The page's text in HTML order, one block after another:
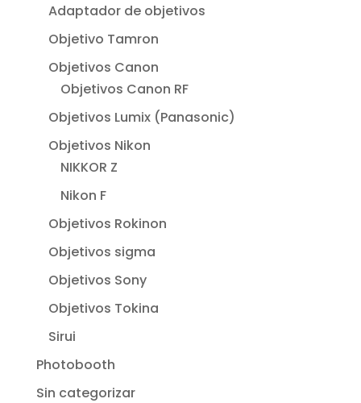
Adaptador de objetivos
Objetivo Tamron
Objetivos Canon
Objetivos Canon RF
Objetivos Lumix (Panasonic)
Objetivos Nikon
NIKKOR Z
Nikon F
Objetivos Rokinon
Objetivos sigma
Objetivos Sony
Objetivos Tokina
Sirui
Photobooth
Sin categorizar